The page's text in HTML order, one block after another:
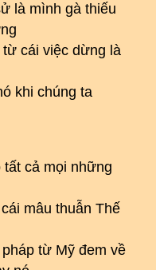
là mình gà thiếu
cái việc dừng là
khi chúng ta
cả mọi những
mâu thuẫn Thế
từ Mỹ đem về